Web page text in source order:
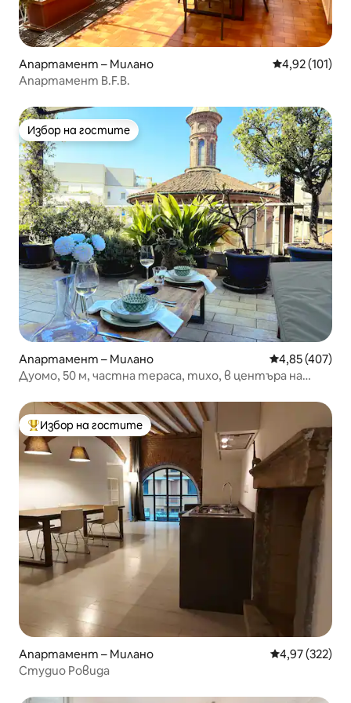
Апартамент – Милано Средна
4,92 (101)
Апартамент B.F.B.
Избор на гостите
Избор на гостите
Апартамент – Милано Средна
4,85 (407)
Дуомо, 50 м, частна тераса, тихо, в центъра на
Най-популярен избор на гостите
Избор на гостите
Апартамент – Милано Средна
4,97 (322)
Студио Ровида